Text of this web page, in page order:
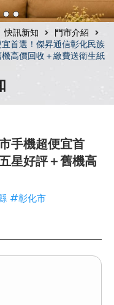
快訊新知
門市介紹
宜首選！傑昇通信彰化民族
高價回收＋繳費送衛生紙
手機超便宜首
星好評＋舊機高
#彰化市